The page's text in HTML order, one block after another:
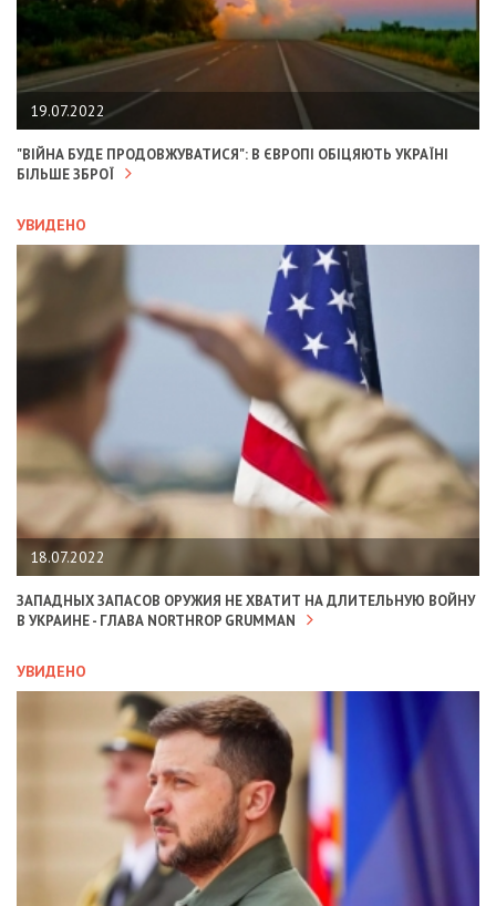
19.07.2022
"ВІЙНА БУДЕ ПРОДОВЖУВАТИСЯ": В ЄВРОПІ ОБІЦЯЮТЬ УКРАЇНІ
БІЛЬШЕ ЗБРОЇ
УВИДЕНО
18.07.2022
ЗАПАДНЫХ ЗАПАСОВ ОРУЖИЯ НЕ ХВАТИТ НА ДЛИТЕЛЬНУЮ ВОЙНУ
В УКРАИНЕ - ГЛАВА NORTHROP GRUMMAN
УВИДЕНО